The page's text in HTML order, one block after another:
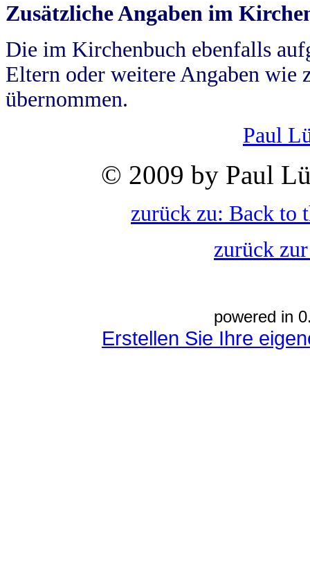
Zusätzliche Angaben im
Die im Kirchenbuch ebenfalls
Eltern oder weitere Angaben wie
übernommen.
Paul
© 2009 by Paul
zurück zu: Back to
zurück
powered in
Erstellen Sie Ihre